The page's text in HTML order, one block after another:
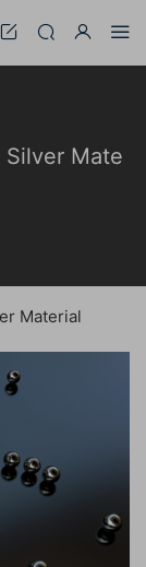
Silver Mate
Material